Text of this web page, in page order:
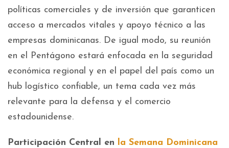
políticas comerciales y de inversión que garanticen
acceso a mercados vitales y apoyo técnico a las
empresas dominicanas. De igual modo, su reunión
en el Pentágono estará enfocada en la seguridad
económica regional y en el papel del país como un
hub logístico confiable, un tema cada vez más
relevante para la defensa y el comercio
estadounidense.
Participación Central en la Semana Dominicana